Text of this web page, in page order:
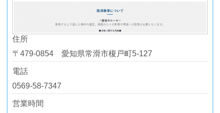
住所
〒479-0854 愛知県常滑市榎戸町5-127
電話
0569-58-7347
営業時間